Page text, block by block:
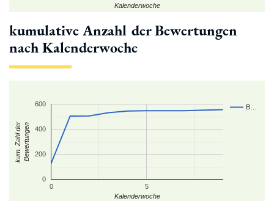
Kalenderwoche
kumulative Anzahl der Bewertungen
nach Kalenderwoche
B…
0 5
0
200
400
600
Kalenderwoche
kum. Zahl derBewertungen